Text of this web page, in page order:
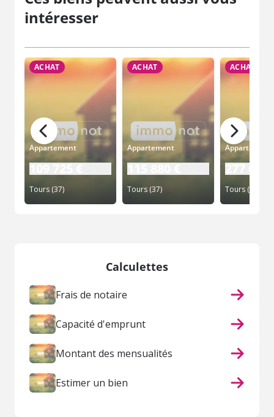
intéresser
ACHAT
Appartement
Tours (37)
ACHAT
Appartement
Tours (37)
ACHAT
Appartement
Tours (37)
Calculettes
Frais de notaire
Capacité d'emprunt
Montant des mensualités
Estimer un bien